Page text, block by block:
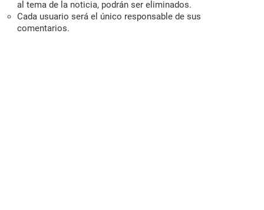
al tema de la noticia, podrán ser eliminados.
Cada usuario será el único responsable de sus
comentarios.